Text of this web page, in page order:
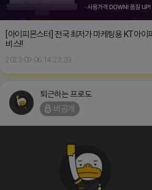
[아이피몬스터] 전국 최저가 마케팅용 KT아이
비스!!
2023-09-06 14:23:39
퇴근하는 프로도
비공개